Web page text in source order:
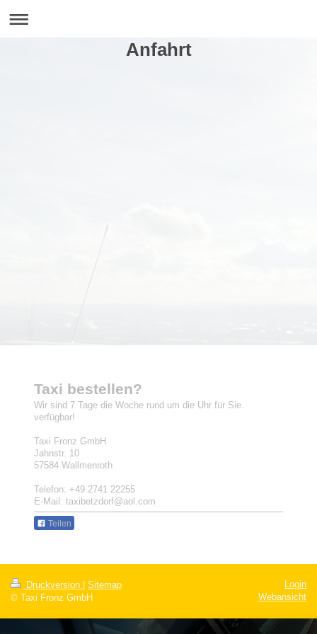
Anfahrt
Taxi bestellen?
Wir sind 7 Tage die Woche rund um die Uhr für Sie
verfügbar!
Taxi Fronz GmbH
Jahnstr. 10
57584 Wallmenroth
Telefon: +49 2741 22255
E-Mail: taxibetzdorf@aol.com
Teilen
Druckversion
Sitemap
© Taxi Fronz GmbH
Login
Webansicht